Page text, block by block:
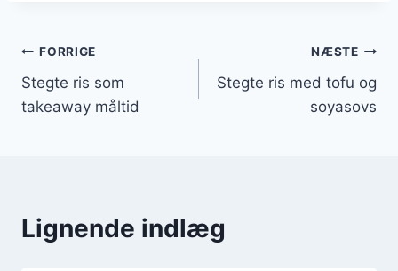
Indlægsnavigation
FORRIGE
Stegte ris som
takeaway måltid
NÆSTE
Stegte ris med tofu og
soyasovs
Lignende indlæg